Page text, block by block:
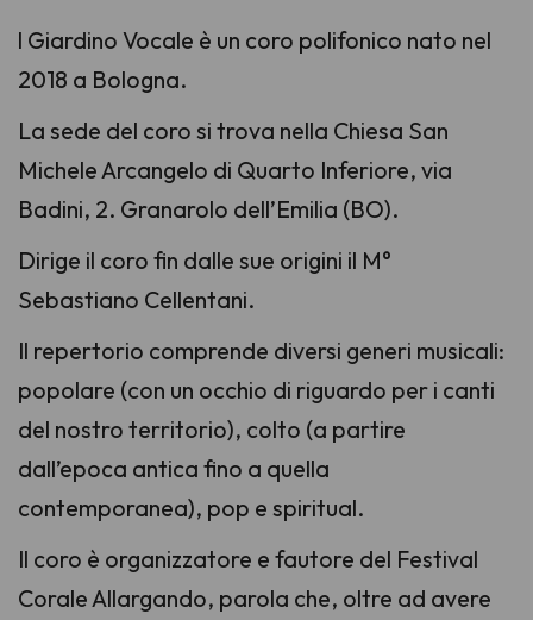
l Giardino Vocale è un coro polifonico nato nel
2018 a Bologna.
La sede del coro si trova nella Chiesa San
Michele Arcangelo di Quarto Inferiore, via
Badini, 2. Granarolo dell’Emilia (BO).
Dirige il coro fin dalle sue origini il M°
Sebastiano Cellentani.
Il repertorio comprende diversi generi musicali:
popolare (con un occhio di riguardo per i canti
del nostro territorio), colto (a partire
dall’epoca antica fino a quella
contemporanea), pop e spiritual.
Il coro è organizzatore e fautore del Festival
Corale Allargando, parola che, oltre ad avere